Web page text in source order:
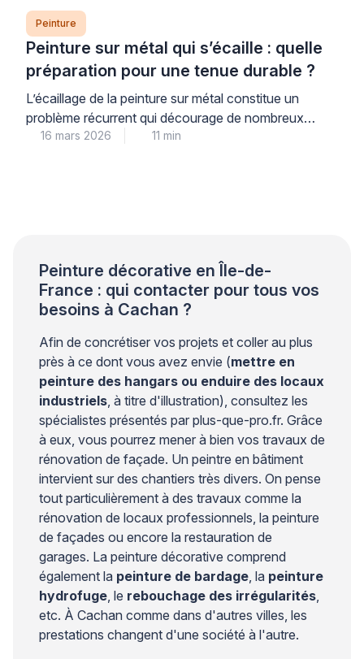
Peinture
Peinture sur métal qui s’écaille : quelle
préparation pour une tenue durable ?
L’écaillage de la peinture sur métal constitue un
problème récurrent qui décourage de nombreux
propriétaires. Ce phénomène trouve son origine dans
16 mars 2026 11 min
Peinture décorative en Île-de-
France : qui contacter pour tous vos
besoins à Cachan ?
Afin de concrétiser vos projets et coller au plus
près à ce dont vous avez envie (mettre en
peinture des hangars ou enduire des locaux
industriels , à titre d'illustration), consultez les
spécialistes présentés par plus-que-pro.fr. Grâce
à eux, vous pourrez mener à bien vos travaux de
rénovation de façade. Un peintre en bâtiment
intervient sur des chantiers très divers. On pense
tout particulièrement à des travaux comme la
rénovation de locaux professionnels, la peinture
de façades ou encore la restauration de
garages. La peinture décorative comprend
également la peinture de bardage , la peinture
hydrofuge , le rebouchage des irrégularités
etc. À Cachan comme dans d'autres villes, les
prestations changent d'une société à l'autre.